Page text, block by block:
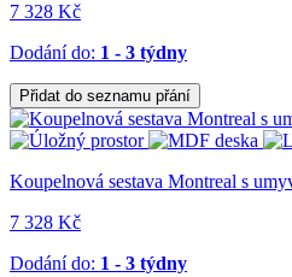
7 328 Kč
Dodání do: 1 - 3 týdny
Přidat do seznamu přání
Koupelnová sestava Montreal s
7 328 Kč
Dodání do: 1 - 3 týdny